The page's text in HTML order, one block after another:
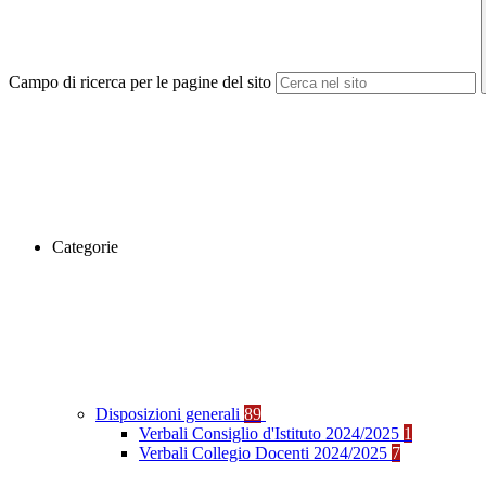
Campo di ricerca per le pagine del sito
Categorie
Disposizioni generali 89
Verbali Consiglio d'Istituto 2024/2025 1
Verbali Collegio Docenti 2024/2025 7